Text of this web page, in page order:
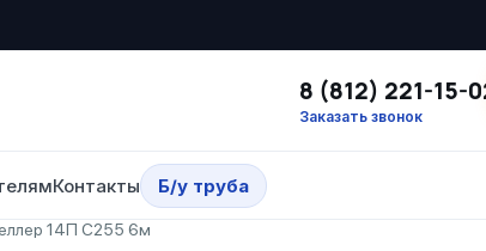
8 (812) 221-15-
Заказать звонок
Контакты Б/у труба
14П С255 6м